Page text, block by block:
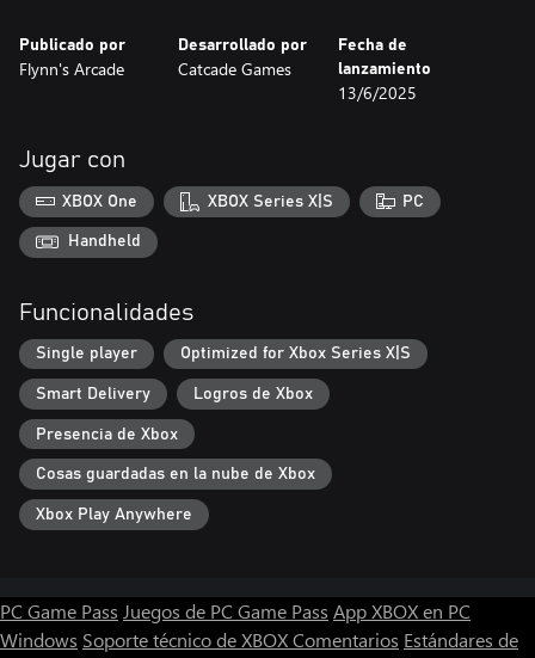
Publicado por
Flynn's Arcade
Desarrollado por
Catcade Games
Fecha de
lanzamiento
13/6/2025
Jugar con
XBOX One XBOX Series X|S PC
Handheld
Funcionalidades
Single player Optimized for Xbox Series X|S
Smart Delivery Logros de Xbox
Presencia de Xbox
Cosas guardadas en la nube de Xbox
Xbox Play Anywhere
PC Game Pass Juegos de PC Game Pass App XBOX en PC
Windows Soporte técnico de XBOXComentarios Estándares de